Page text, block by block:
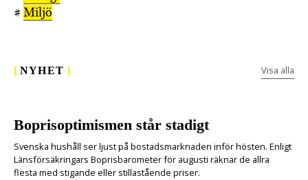
# Miljö
[ NYHET ] Visa alla
Boprisoptimismen står stadigt
Svenska hushåll ser ljust på bostadsmarknaden inför hösten. Enligt
Länsförsäkringars Boprisbarometer för augusti räknar de allra
flesta med stigande eller stillastående priser.